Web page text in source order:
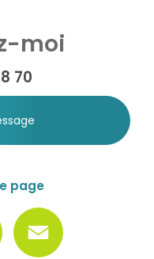
moi
70
page